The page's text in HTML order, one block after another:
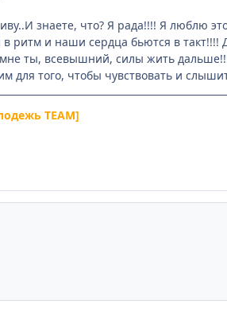
знаете, что? Я рада!!!! Я люблю
ритм и наши сердца бьются в
мне ты, всевышний, силы жить
для того, чтобы чувствовать и
TEAM]